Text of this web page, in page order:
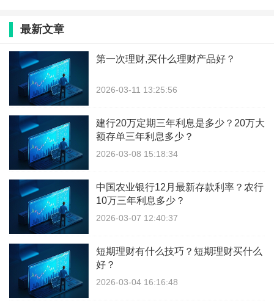
最新文章
第一次理财,买什么理财产品好？
2026-03-11 13:25:56
建行20万定期三年利息是多少？20万大
额存单三年利息多少？
2026-03-08 15:18:34
中国农业银行12月最新存款利率？农行
10万三年利息多少？
2026-03-07 12:40:37
短期理财有什么技巧？短期理财买什么
好？
2026-03-04 16:16:48